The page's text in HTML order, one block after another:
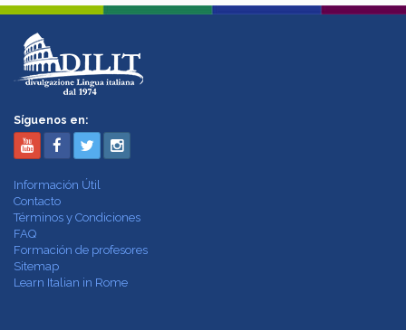
Síguenos en:
Información Útil
Contacto
Términos y Condiciones
FAQ
Formación de profesores
Sitemap
Learn Italian in Rome